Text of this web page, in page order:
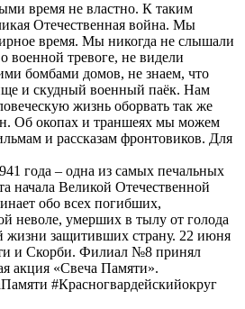
время не властно. К таким
Отечественная война. Мы
время. Мы никогда не слышали
военной тревоге, не видели
бомбами домов, не знаем, что
и скудный военный паёк. Нам
жизнь оборвать так же
Об окопах и траншеях мы можем
и рассказам фронтовиков. Для
года – одна из самых печальных
начала Великой Отечественной
обо всех погибших,
неволе, умерших в тылу от голода
защитивших страну. 22 июня
и Скорби. Филиал №8 принял
акция «Свеча Памяти».
#Красногвардейскийокруг